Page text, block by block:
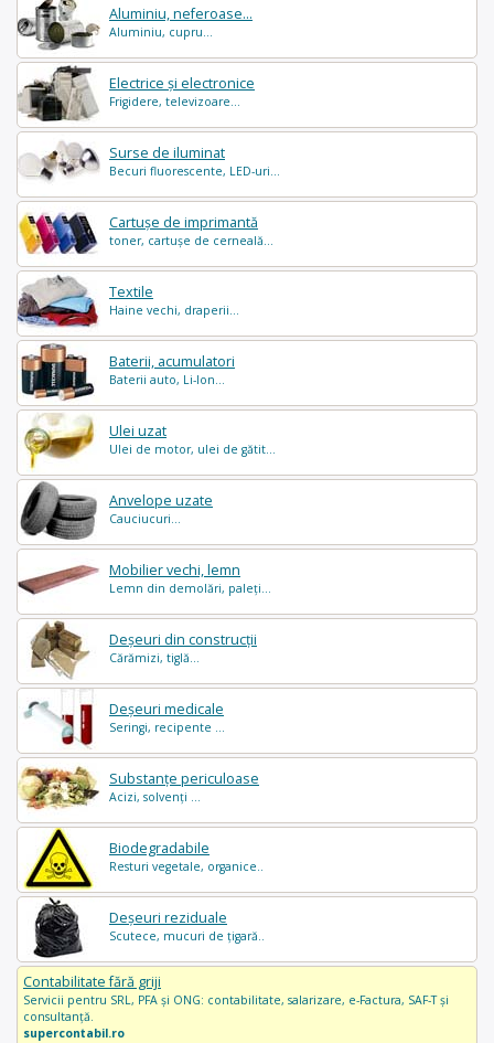
Aluminiu, neferoase...
Aluminiu, cupru...
Electrice și electronice
Frigidere, televizoare...
Surse de iluminat
Becuri fluorescente, LED-uri...
Cartușe de imprimantă
toner, cartușe de cerneală...
Textile
Haine vechi, draperii...
Baterii, acumulatori
Baterii auto, Li-Ion...
Ulei uzat
Ulei de motor, ulei de gătit...
Anvelope uzate
Cauciucuri...
Mobilier vechi, lemn
Lemn din demolări, paleți...
Deșeuri din construcții
Cărămizi, tiglă...
Deșeuri medicale
Seringi, recipente ...
Substanțe periculoase
Acizi, solvenți ...
Biodegradabile
Resturi vegetale, organice..
Deșeuri reziduale
Scutece, mucuri de țigară..
Contabilitate fără griji
Servicii pentru SRL, PFA și ONG: contabilitate, salarizare, e-Factura, SAF-T și
consultanță.
supercontabil.ro